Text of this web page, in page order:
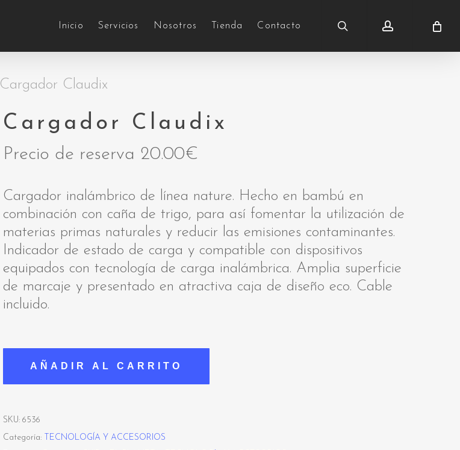
Inicio Servicios Nosotros Tienda Contacto
Cargador Claudix
Cargador Claudix
Precio de reserva 20.00€
Cargador inalámbrico de línea nature. Hecho en bambú en
combinación con caña de trigo, para así fomentar la utilización de
materias primas naturales y reducir las emisiones contaminantes.
Indicador de estado de carga y compatible con dispositivos
equipados con tecnología de carga inalámbrica. Amplia superficie
de marcaje y presentado en atractiva caja de diseño eco. Cable
incluido.
AÑADIR AL CARRITO
SKU: 6536
Categoría: TECNOLOGÍA Y ACCESORIOS